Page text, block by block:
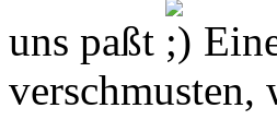
uns paßt
verschmusten,